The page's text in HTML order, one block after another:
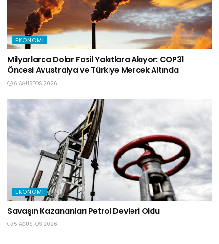
EKONOMI
Milyarlarca Dolar Fosil Yakıtlara Akıyor: COP31
Öncesi Avustralya ve Türkiye Mercek Altında
6 AĞUSTOS 2026
EKONOMI
Savaşın Kazananları Petrol Devleri Oldu
5 AĞUSTOS 2026